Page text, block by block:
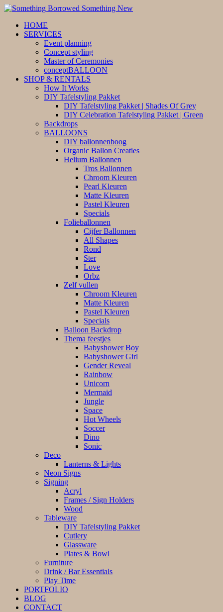
HOME
SERVICES
Event planning
Concept styling
Master of Ceremonies
conceptBALLOON
SHOP & RENTALS
How It Works
DIY Tafelstyling Pakket
DIY Tafelstyling Pakket | Shades Of Grey
DIY Celebration Tafelstyling Pakket | Green
Backdrops
BALLOONS
DIY ballonnenboog
Organic Ballon Creaties
Helium Ballonnen
Tros Ballonnen
Chroom Kleuren
Pearl Kleuren
Matte Kleuren
Pastel Kleuren
Specials
Folieballonnen
Cijfer Ballonnen
All Shapes
Rond
Ster
Love
Orbz
Zelf vullen
Chroom Kleuren
Matte Kleuren
Pastel Kleuren
Specials
Balloon Backdrop
Thema feestjes
Babyshower Boy
Babyshower Girl
Gender Reveal
Rainbow
Unicorn
Mermaid
Jungle
Space
Hot Wheels
Soccer
Dino
Sonic
Deco
Lanterns & Lights
Neon Signs
Signing
Acryl
Frames / Sign Holders
Wood
Tableware
DIY Tafelstyling Pakket
Cutlery
Glassware
Plates & Bowl
Furniture
Drink / Bar Essentials
Play Time
PORTFOLIO
BLOG
CONTACT